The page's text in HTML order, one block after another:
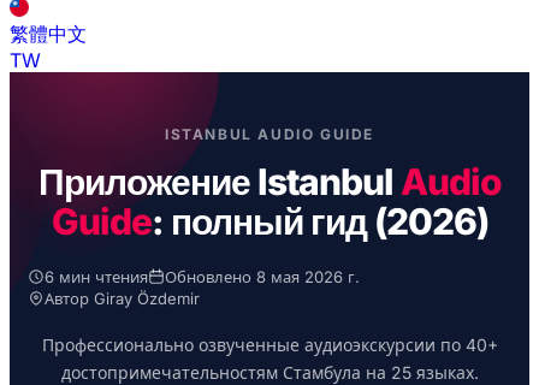
繁體中文
TW
ISTANBUL AUDIO GUIDE
Приложение IstanbulAudio
Guide: полный гид (2026)
6 мин чтения
Обновлено 8 мая 2026 г.
Автор Giray Özdemir
Профессионально озвученные аудиоэкскурсии по 40+
достопримечательностям Стамбула на 25 языках.